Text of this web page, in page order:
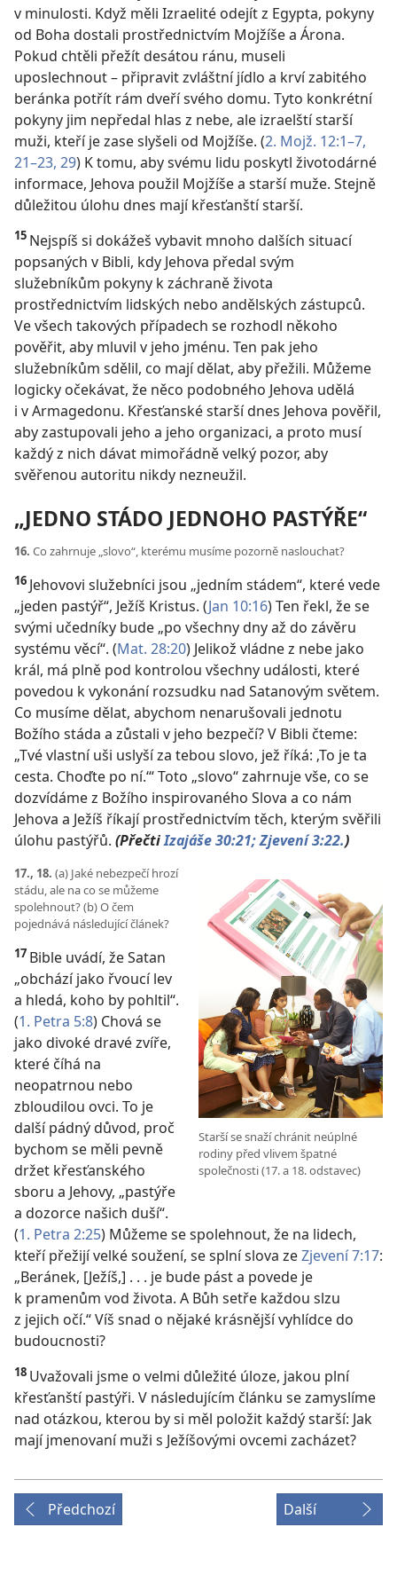
v minulosti. Když měli Izraelité odejít z Egypta, pokyny
od Boha dostali prostřednictvím Mojžíše a Árona.
Pokud chtěli přežít desátou ránu, museli
uposlechnout – připravit zvláštní jídlo a krví zabitého
beránka potřít rám dveří svého domu. Tyto konkrétní
pokyny jim nepředal hlas z nebe, ale izraelští starší
muži, kteří je zase slyšeli od Mojžíše. (2. Mojž. 12:1–7,
21–23, 29) K tomu, aby svému lidu poskytl životodárné
informace, Jehova použil Mojžíše a starší muže. Stejně
důležitou úlohu dnes mají křesťanští starší.
15 Nejspíš si dokážeš vybavit mnoho dalších situací
popsaných v Bibli, kdy Jehova předal svým
služebníkům pokyny k záchraně života
prostřednictvím lidských nebo andělských zástupců.
Ve všech takových případech se rozhodl někoho
pověřit, aby mluvil v jeho jménu. Ten pak jeho
služebníkům sdělil, co mají dělat, aby přežili. Můžeme
logicky očekávat, že něco podobného Jehova udělá
i v Armagedonu. Křesťanské starší dnes Jehova pověřil,
aby zastupovali jeho a jeho organizaci, a proto musí
každý z nich dávat mimořádně velký pozor, aby
svěřenou autoritu nikdy nezneužil.
„JEDNO STÁDO JEDNOHO PASTÝŘE“
16. Co zahrnuje „slovo“, kterému musíme pozorně naslouchat?
16 Jehovovi služebníci jsou „jedním stádem“, které vede
„jeden pastýř“, Ježíš Kristus. (Jan 10:16) Ten řekl, že se
svými učedníky bude „po všechny dny až do závěru
systému věcí“. (Mat. 28:20) Jelikož vládne z nebe jako
král, má plně pod kontrolou všechny události, které
povedou k vykonání rozsudku nad Satanovým světem.
Co musíme dělat, abychom nenarušovali jednotu
Božího stáda a zůstali v jeho bezpečí? V Bibli čteme:
„Tvé vlastní uši uslyší za tebou slovo, jež říká: ‚To je ta
cesta. Choďte po ní.‘“ Toto „slovo“ zahrnuje vše, co se
dozvídáme z Božího inspirovaného Slova a co nám
Jehova a Ježíš říkají prostřednictvím těch, kterým svěřili
úlohu pastýřů. (PřečtiIzajáše 30:21;Zjevení 3:22.)
Starší se snaží chránit neúplné
rodiny před vlivem špatné
společnosti (17. a 18. odstavec)
17., 18. (a) Jaké nebezpečí hrozí
stádu, ale na co se můžeme
spolehnout? (b) O čem
pojednává následující článek?
17 Bible uvádí, že Satan
„obchází jako řvoucí lev
a hledá, koho by pohltil“.
(1. Petra 5:8) Chová se
jako divoké dravé zvíře,
které číhá na
neopatrnou nebo
zbloudilou ovci. To je
další pádný důvod, proč
bychom se měli pevně
držet křesťanského
sboru a Jehovy, „pastýře
a dozorce našich duší“.
(1. Petra 2:25) Můžeme se spolehnout, že na lidech,
kteří přežijí velké soužení, se splní slova zeZjevení 7:17:
„Beránek, [Ježíš,] . . . je bude pást a povede je
k pramenům vod života. A Bůh setře každou slzu
z jejich očí.“ Víš snad o nějaké krásnější vyhlídce do
budoucnosti?
18 Uvažovali jsme o velmi důležité úloze, jakou plní
křesťanští pastýři. V následujícím článku se zamyslíme
nad otázkou, kterou by si měl položit každý starší: Jak
mají jmenovaní muži s Ježíšovými ovcemi zacházet?
Předchozí Další